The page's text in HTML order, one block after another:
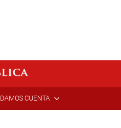
DAMOS CUENTA